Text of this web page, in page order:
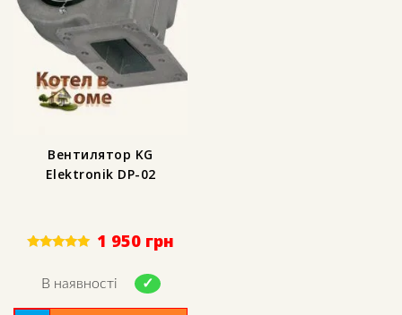
Вентилятор KG
Elektronik DP-02
out of 5
1 950 грн
В наявності